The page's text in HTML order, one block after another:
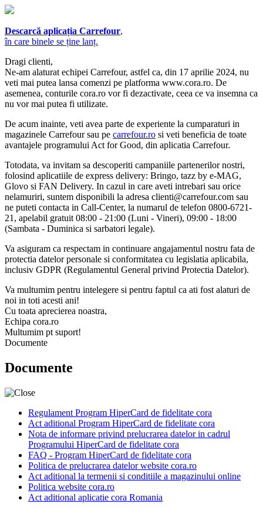
Descarcă aplicația Carrefour,
în care binele se ține lanț.
Dragi clienti,
Ne-am alaturat echipei Carrefour, astfel ca, din 17 aprilie 2024, nu
veti mai putea lansa comenzi pe platforma www.cora.ro. De
asemenea, conturile cora.ro vor fi dezactivate, ceea ce va insemna ca
nu vor mai putea fi utilizate.
De acum inainte, veti avea parte de experiente la cumparaturi in
magazinele Carrefour sau pe carrefour.ro si veti beneficia de toate
avantajele programului Act for Good, din aplicatia Carrefour.
Totodata, va invitam sa descoperiti campaniile partenerilor nostri,
folosind aplicatiile de express delivery: Bringo, tazz by e-MAG,
Glovo si FAN Delivery. In cazul in care aveti intrebari sau orice
nelamuriri, suntem disponibili la adresa clienti@carrefour.com sau
ne puteti contacta in Call-Center, la numarul de telefon 0800-6721-
21, apelabil gratuit 08:00 - 21:00 (Luni - Vineri), 09:00 - 18:00
(Sambata - Duminica si sarbatori legale).
Va asiguram ca respectam in continuare angajamentul nostru fata de
protectia datelor personale si conformitatea cu legislatia aplicabila,
inclusiv GDPR (Regulamentul General privind Protectia Datelor).
Va multumim pentru intelegere si pentru faptul ca ati fost alaturi de
noi in toti acesti ani!
Cu toata aprecierea noastra,
Echipa cora.ro
Multumim pt suport!
Documente
Documente
Regulament Program HiperCard de fidelitate cora
Act aditional Program HiperCard de fidelitate cora
Nota de informare privind prelucrarea datelor in cadrul
Programului HiperCard de fidelitate cora
FAQ - Program HiperCard de fidelitate cora
Politica de prelucrarea datelor website cora.ro
Act aditional la termenii si conditiile a magazinului online
Politica website cora.ro
Act aditional aplicatie cora Romania